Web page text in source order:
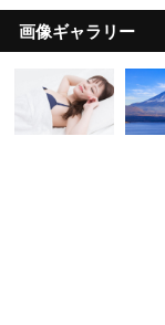
画像ギャラリー